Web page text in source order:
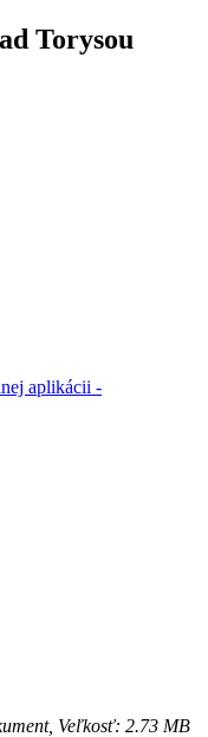
Torysou
aplikácii -
Veľkosť: 2.73 MB